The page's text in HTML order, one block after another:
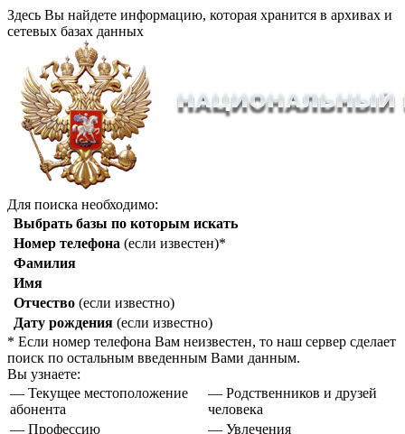
Здесь Вы найдете информацию, которая хранится в архивах и
сетевых базах данных
Для поиска необходимо:
Выбрать базы по которым искать
Номер телефона (если известен)*
Фамилия
Имя
Отчество (если известно)
Дату рождения (если известно)
* Если номер телефона Вам неизвестен, то наш сервер сделает
поиск по остальным введенным Вами данным.
Вы узнаете:
— Текущее местоположение
абонента
— Родственников и друзей
человека
— Профессию
— Увлечения